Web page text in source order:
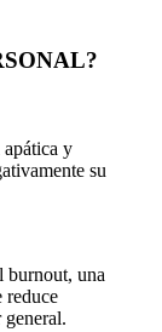
y
su
burnout, una
reduce